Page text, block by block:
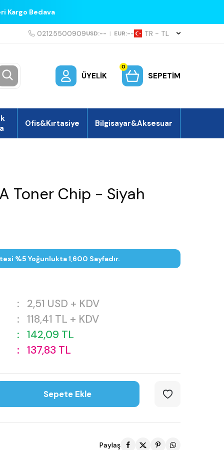
Kargo Bedava
02125500909USD:-- | EUR:-- TR − TL
ÜYELIK
0
SEPETIM
Ofis&Kırtasiye Bilgisayar&Aksesuar
Toner Chip - Siyah
%5 Yoğunlukta 1,600 Sayfadır.
: 2,51 USD + KDV
: 118,41 TL + KDV
: 142,09 TL
: 137,83 TL
Sepete Ekle
Paylaş